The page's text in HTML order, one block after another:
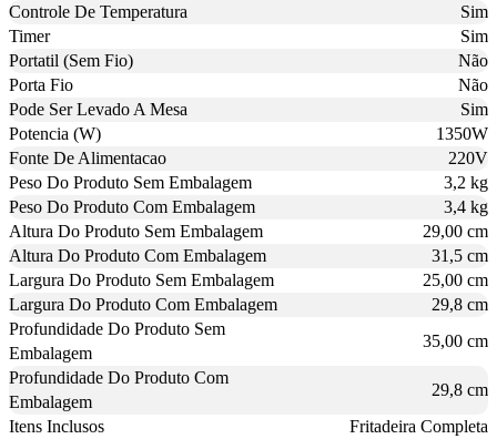
Controle De Temperatura
Sim
Timer
Sim
Portatil (Sem Fio)
Não
Porta Fio
Não
Pode Ser Levado A Mesa
Sim
Potencia (W)
1350W
Fonte De Alimentacao
220V
Peso Do Produto Sem Embalagem
3,2 kg
Peso Do Produto Com Embalagem
3,4 kg
Altura Do Produto Sem Embalagem
29,00 cm
Altura Do Produto Com Embalagem
31,5 cm
Largura Do Produto Sem Embalagem
25,00 cm
Largura Do Produto Com Embalagem
29,8 cm
Profundidade Do Produto Sem
Embalagem
35,00 cm
Profundidade Do Produto Com
Embalagem
29,8 cm
Itens Inclusos
Fritadeira Completa